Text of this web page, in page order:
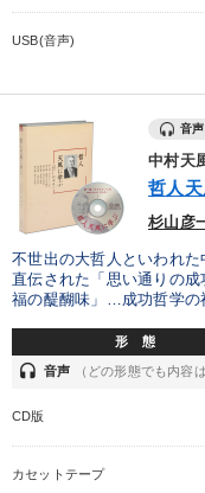
※「更新」を押すと「テーマ」「
ondemand_video 経営音声・動画
全国経営者セミナー収録
しいただけます
カテゴリー
井上和弘の財務力UP
【3月】音声・映像
USB(音声)
音
中村天
哲人
杉山彦
不世出の大哲人といわれ
直伝された「思い通りの
福の醍醐味」…成功哲学の
形 態
headset 音声 （どの形態でも内容
CD版
カセットテープ